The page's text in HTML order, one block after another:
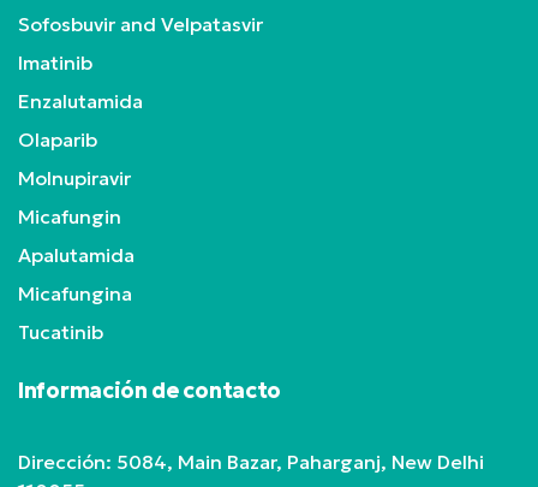
Sofosbuvir and Velpatasvir
Imatinib
Enzalutamida
Olaparib
Molnupiravir
Micafungin
Apalutamida
Micafungina
Tucatinib
Información de contacto
Dirección: 5084, Main Bazar, Paharganj, New Delhi